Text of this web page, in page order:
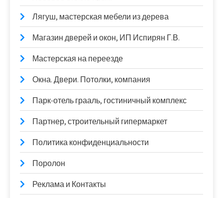
Лягуш, мастерская мебели из дерева
Магазин дверей и окон, ИП Испирян Г.В.
Мастерская на переезде
Окна. Двери. Потолки, компания
Парк-отель грааль, гостиничный комплекс
Партнер, строительный гипермаркет
Политика конфиденциальности
Поролон
Реклама и Контакты